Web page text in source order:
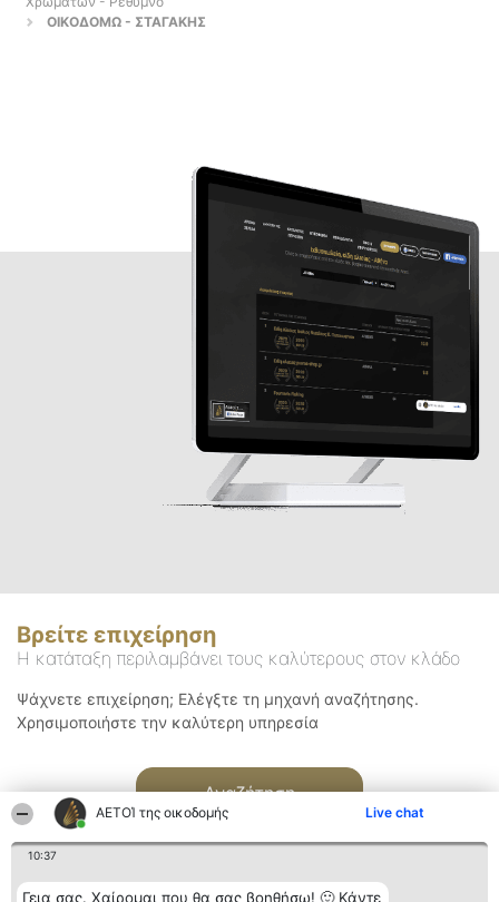
ΑΕΤΟΊ της οικοδομής Live chat
10:37
Γεια σας. Χαίρομαι που θα σας βοηθήσω! 🙂 Κάντε
OIKOΔΟΜΩ - ΣΤΑΓΑΚΗΣ
Βρείτε επιχείρηση
Η κατάταξη περιλαμβάνει τους καλύτερους στον κλάδο
Ψάχνετε επιχείρηση; Ελέγξτε τη μηχανή αναζήτησης.
Χρησιμοποιήστε την καλύτερη υπηρεσία
Αναζήτηση